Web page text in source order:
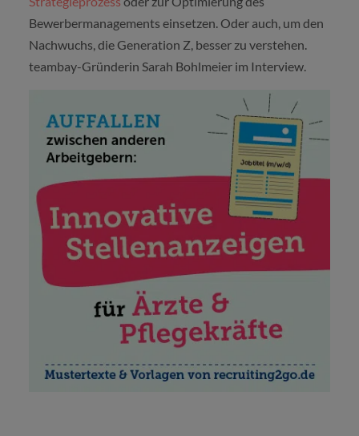
Bewerbermanagements einsetzen. Oder auch, um den
Nachwuchs, die Generation Z, besser zu verstehen.
teambay-Gründerin Sarah Bohlmeier im Interview.